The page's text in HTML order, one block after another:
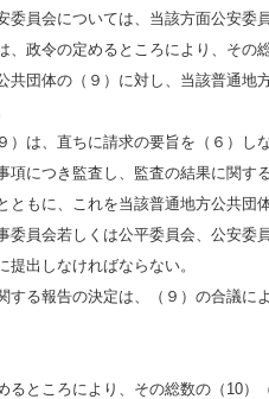
員会については、当該方面公安委
、政令の定めるところにより、その
共団体の（９）に対し、当該普通地
は、直ちに請求の要旨を（６）し
につき監査し、監査の結果に関す
ともに、これを当該普通地方公共団
委員会若しくは公平委員会、公安委
出しなければならない。
る報告の決定は、（９）の合議によ
ところにより、その総数の（10）